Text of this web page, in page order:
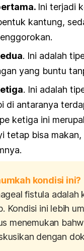
Ini terjadi
kantung, s
. Ini adalah
yang buntu
. Ini adalah
di antaranya
ketiga ini
tetap bisa makan,
kondisi ini?
fistula
Kondisi ini lebih
menemukan
dengan